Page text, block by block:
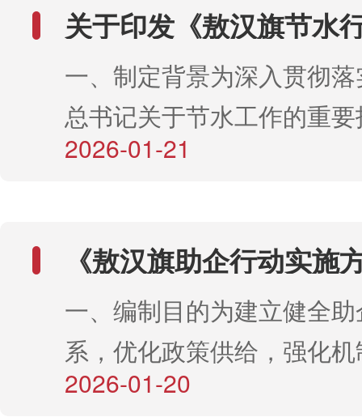
益，杜绝资金随意使用，
发生规模性返贫底线，壮
济，助力乡村振兴。二、
产权（一）全旗建设的集
个原贫困嘎查村集体，严
租、转让，保障集体资产
（三）集中式光伏帮扶电
旗政府，由旗级统一统筹
管理、促进招商引资发挥
用。但随着国家相关政策
发展进入新阶段，原办法
已难以满足实际管理需求
符，需进行调整以符合合
二是职责划分不够清晰，
理人与使用人之间的权责
一步厘清；三是准入条件
关于印发《敖汉旗节水
一、制定背景为深入贯彻
总书记关于节水工作的重
的二十大和二十届二中、
水资源集约节约利用。按
委十一届九次全会暨全区
议和市委八届八次全会暨
作会议部署要求，敖汉旗
起草了《敖汉旗节水行动
2026-01-21
《敖汉旗助企行动实施
一、编制目的为建立健全
系，优化政策供给，强化
稳定企业发展预期，提振
2026-01-20